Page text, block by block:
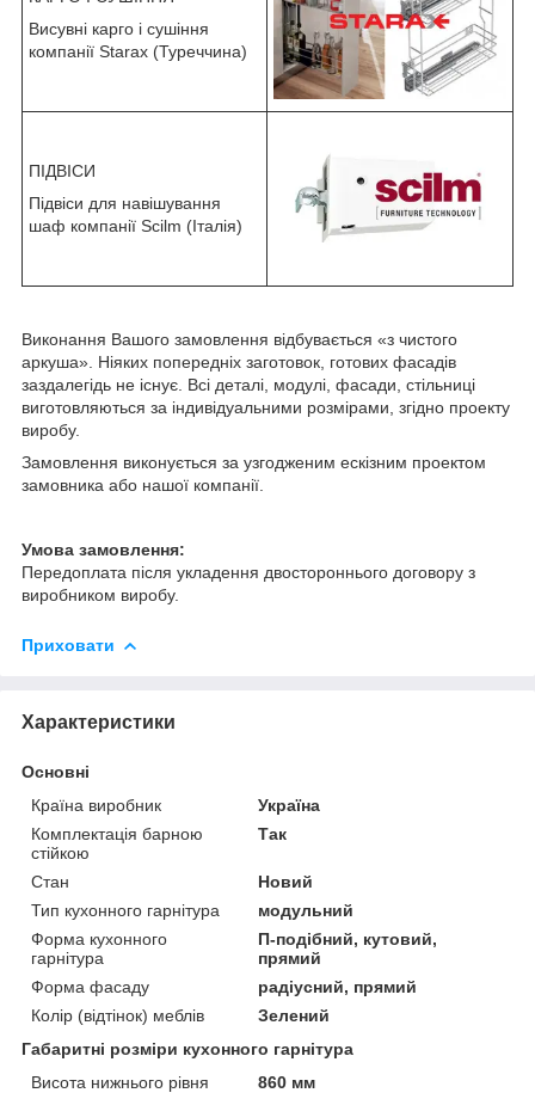
Висувні карго і сушіння
компанії Starax (Туреччина)
ПІДВІСИ
Підвіси для навішування
шаф компанії Scilm (Італія)
Виконання Вашого замовлення відбувається «з чистого
аркуша». Ніяких попередніх заготовок, готових фасадів
заздалегідь не існує. Всі деталі, модулі, фасади, стільниці
виготовляються за індивідуальними розмірами, згідно проекту
виробу.
Замовлення виконується за узгодженим ескізним проектом
замовника або нашої компанії.
Умова замовлення:
Передоплата після укладення двостороннього договору з
виробником виробу.
Приховати
Характеристики
Основні
Країна виробник
Україна
Комплектація барною
стійкою
Так
Стан
Новий
Тип кухонного гарнітура
модульний
Форма кухонного
гарнітура
П-подібний, кутовий,
прямий
Форма фасаду
радіусний, прямий
Колір (відтінок) меблів
Зелений
Габаритні розміри кухонного гарнітура
Висота нижнього рівня
860 мм